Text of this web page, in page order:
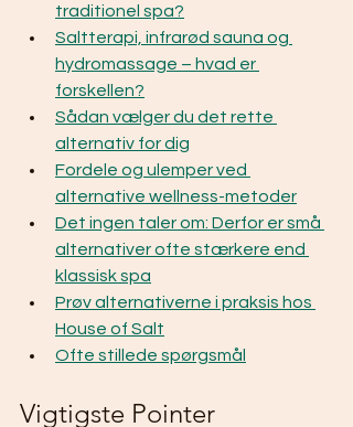
traditionel spa?
Saltterapi, infrarød sauna og
hydromassage – hvad er
forskellen?
Sådan vælger du det rette
alternativ for dig
Fordele og ulemper ved
alternative wellness-metoder
Det ingen taler om: Derfor er små
alternativer ofte stærkere end
klassisk spa
Prøv alternativerne i praksis hos
House of Salt
Ofte stillede spørgsmål
Vigtigste Pointer